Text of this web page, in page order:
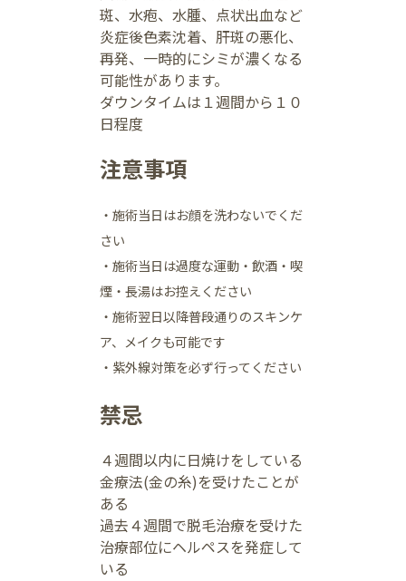
斑、水疱、水腫、点状出血など
炎症後色素沈着、肝斑の悪化、
再発、一時的にシミが濃くなる
可能性があります。
ダウンタイムは１週間から１０
日程度
注意事項
・施術当日はお顔を洗わないでくだ
さい
・施術当日は過度な運動・飲酒・喫
煙・長湯はお控えください
・施術翌日以降普段通りのスキンケ
ア、メイクも可能です
・紫外線対策を必ず行ってください
禁忌
４週間以内に日焼けをしている
金療法(金の糸)を受けたことが
ある
過去４週間で脱毛治療を受けた
治療部位にヘルペスを発症して
いる